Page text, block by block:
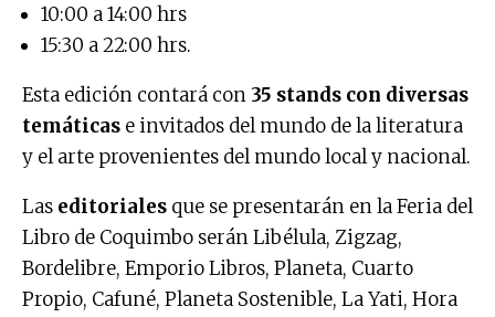
10:00 a 14:00 hrs
15:30 a 22:00 hrs.
Esta edición contará con 35 stands con diversas
temáticas e invitados del mundo de la literatura
y el arte provenientes del mundo local y nacional.
Las editoriales que se presentarán en la Feria del
Libro de Coquimbo serán Libélula, Zigzag,
Bordelibre, Emporio Libros, Planeta, Cuarto
Propio, Cafuné, Planeta Sostenible, La Yati, Hora